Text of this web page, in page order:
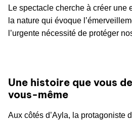
Le spectacle cherche à créer une
la nature qui évoque
l’urgente nécessité de protéger
Une histoire que vous
vous-même
Aux côtés d’Ayla, la protagoniste